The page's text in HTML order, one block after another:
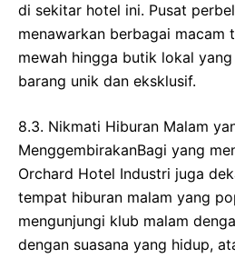
di sekitar hotel ini. Pusat
menawarkan berbagai macam
mewah hingga butik lokal
barang unik dan eksklusif.
8.3. Nikmati Hiburan Malam
MenggembirakanBagi yang
Orchard Hotel Industri juga
tempat hiburan malam yang
mengunjungi klub malam
dengan suasana yang hidup,